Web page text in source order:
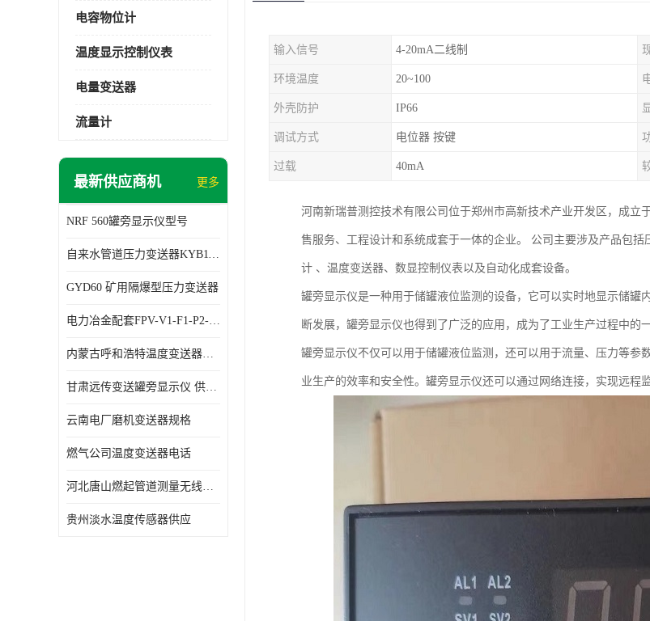
电容物位计
温度显示控制仪表
电量变送器
流量计
最新供应商机 更多
NRF 560罐旁显示仪型号
自来水管道压力变送器KYB11G03M2型号 使用方便
GYD60 矿用隔爆型压力变送器
电力冶金配套FPV-V1-F1-P2-03电压变送器
内蒙古呼和浩特温度变送器配套罐旁显示仪供应 性能稳定
甘肃远传变送罐旁显示仪 供应及时
云南电厂磨机变送器规格
燃气公司温度变送器电话
河北唐山燃起管道测量无线压力变送器型号 性能稳定
贵州淡水温度传感器供应
输入信号 4-20mA二线制
环境温度 20~100
外壳防护 IP66
调试方式 电位器 按键
过载 40mA
河南新瑞普测控技术有限公司位于郑州市高新技术产业开发区，成立
售服务、工程设计和系统成套于一体的企业。 公司主要涉及产品包
计 、温度变送器、数显控制仪表以及自动化成套设备。
罐旁显示仪是一种用于储罐液位监测的设备，它可以实时地显示储
断发展，罐旁显示仪也得到了广泛的应用，成为了工业生产过程中的一
罐旁显示仪不仅可以用于储罐液位监测，还可以用于流量、压力等
业生产的效率和安全性。罐旁显示仪还可以通过网络连接，实现远程